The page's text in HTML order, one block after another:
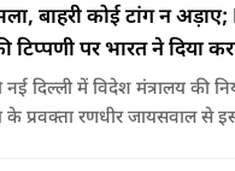
बाहरी कोई टांग न अड़ाए;
पर भारत ने दिया
दिल्ली में विदेश मंत्रालय की
के प्रवक्ता रणधीर जायसवाल से